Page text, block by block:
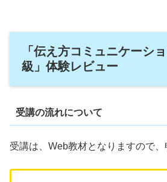
「伝え方コミュニケーシ
級」体験レビュー
受講の流れについて
受講は、Web教材となりますので、